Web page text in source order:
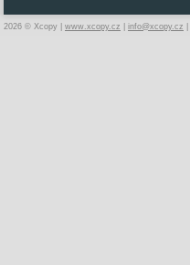
2026 © Xcopy | www.xcopy.cz info@xcopy.cz